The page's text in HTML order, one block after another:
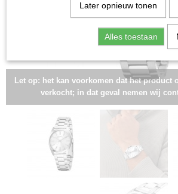
Let op: het kan voorkomen dat het product
verkocht; in dat geval nemen wij
Later opnieuw tonen
Alles toestaan